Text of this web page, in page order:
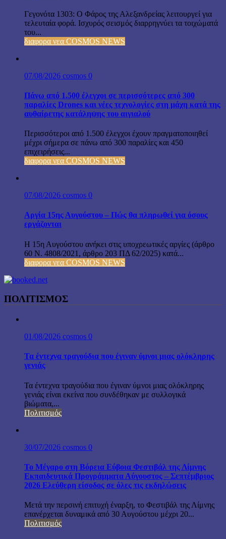
Γεγονότα 1303: Ο Φάρος της Αλεξανδρείας λειτουργεί για
τελευταία φορά. Ισχυρός σεισμός διαρρηγνύει τα τοιχώματά
του...
διαφορα νεα COSMOS NEWS
07/08/2026 cosmos 0
Πάνω από 1.500 έλεγχοι σε περισσότερες από 300
παραλίες Drones και νέες τεχνολογίες στη μάχη κατά της
αυθαίρετης κατάληψης του αιγιαλού
Περισσότεροι από 1.500 έλεγχοι έχουν πραγματοποιηθεί
μέχρι σήμερα σε πάνω από 300 παραλίες και 450
επιχειρήσεις...
διαφορα νεα COSMOS NEWS
07/08/2026 cosmos 0
Αργία 15ης Αυγούστου – Πώς θα πληρωθεί για όσους
εργάζονται
Η 15η Αυγούστου ανήκει στις υποχρεωτικές αργίες (άρθρο
60 Ν. 4808/2021, άρθρο 203 ΠΔ 62/2025) κατά...
διαφορα νεα COSMOS NEWS
ΠΟΛΙΤΙΣΜΟΣ
01/08/2026 cosmos 0
Τα έντεχνα τραγούδια που έγιναν ύμνοι μιας ολόκληρης
γενιάς
Τα έντεχνα τραγούδια που έγιναν ύμνοι μιας ολόκληρης
γενιάς είναι εκείνα που συνδέθηκαν με συλλογικά
βιώματα,...
Πολιτισμός
30/07/2026 cosmos 0
Το Μέγαρο στη Βόρεια Εύβοια Φεστιβάλ της Λίμνης
Εκπαιδευτικά Προγράμματα Αύγουστος – Σεπτέμβριος
2026 Ελεύθερη είσοδος σε όλες τις εκδηλώσεις
Μετά την περσινή επιτυχή έναρξη, το Φεστιβάλ της Λίμνης
επανέρχεται δυναμικά από 30 Αυγούστου μέχρι 20...
Πολιτισμός